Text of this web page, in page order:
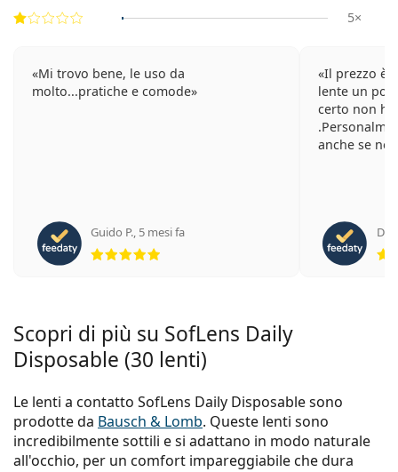
5×
Mi trovo bene, le uso da
molto...pratiche e comode
Guido P., 5 mesi fa
Il prezzo è
lente un po’
certo non ha
anche se
Scopri di più su SofLens Daily
Disposable (30 lenti)
Le lenti a contatto SofLens Daily Disposable sono
prodotte da Bausch & Lomb. Queste lenti sono
incredibilmente sottili e si adattano in modo naturale
all'occhio, per un comfort impareggiabile che dura